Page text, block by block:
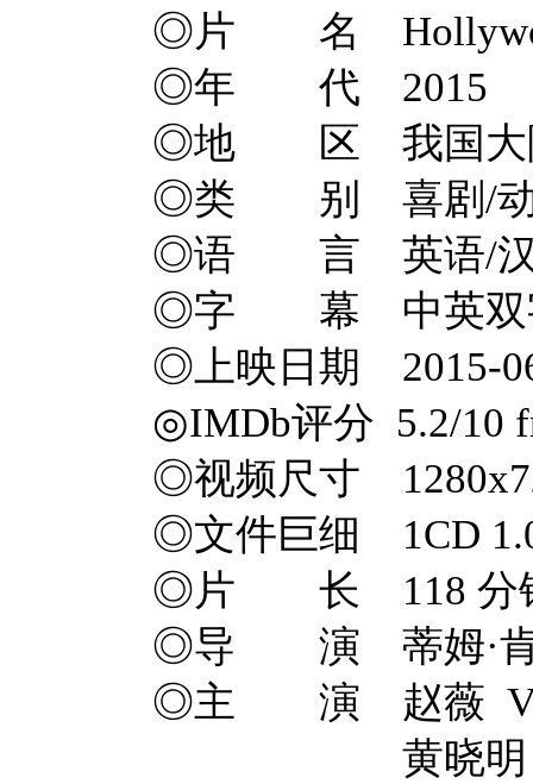
◎片 名
◎年 代 2015
◎地 区 我国大
◎类 别 喜剧/动
◎语 言 英语/汉
◎字 幕 中英双
◎上映日期 2015-
◎IMDb评分 5.2/10
◎视频尺寸
◎文件巨细 1CD
◎片 长 118 分
◎导 演 蒂姆·肯
◎主 演 赵薇 Vicki
黄晓明